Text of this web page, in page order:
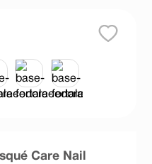
Care Nail